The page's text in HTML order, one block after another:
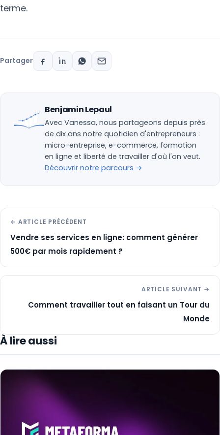
terme.
Partager
Benjamin Lepaul
Avec Vanessa, nous partageons depuis près
de dix ans notre quotidien d'entrepreneurs :
micro-entreprise, e-commerce, formation
en ligne et liberté de travailler d'où l'on veut.
Découvrir notre parcours →
← ARTICLE PRÉCÉDENT
Vendre ses services en ligne: comment générer
500€ par mois rapidement ?
ARTICLE SUIVANT →
Comment travailler tout en faisant un Tour du
Monde
À lire aussi